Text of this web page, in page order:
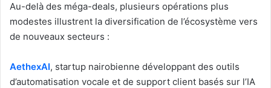
Au-delà des méga-deals, plusieurs opérations plus
modestes illustrent la diversification de l’écosystème vers
de nouveaux secteurs :
AethexAI, startup nairobienne développant des outils
d’automatisation vocale et de support client basés sur l’IA